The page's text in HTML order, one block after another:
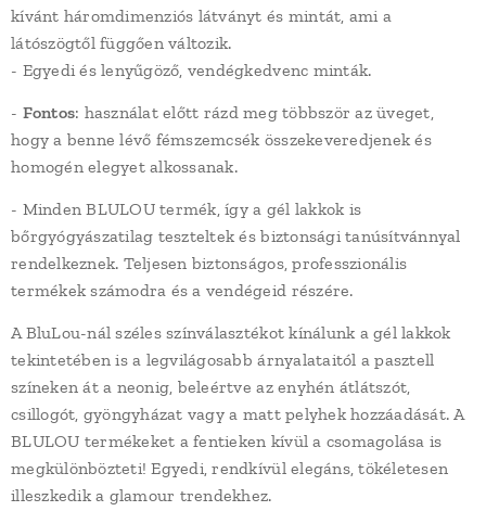
kívánt háromdimenziós látványt és mintát, ami a
látószögtől függően változik.
- Egyedi és lenyűgöző, vendégkedvenc minták.
- Fontos: használat előtt rázd meg többször az üveget,
hogy a benne lévő fémszemcsék összekeveredjenek és
homogén elegyet alkossanak.
- Minden BLULOU termék, így a gél lakkok is
bőrgyógyászatilag teszteltek és biztonsági tanúsítvánnyal
rendelkeznek. Teljesen biztonságos, professzionális
termékek számodra és a vendégeid részére.
A BluLou-nál széles színválasztékot kínálunk a gél lakkok
tekintetében is a legvilágosabb árnyalataitól a pasztell
színeken át a neonig, beleértve az enyhén átlátszót,
csillogót, gyöngyházat vagy a matt pelyhek hozzáadását. A
BLULOU termékeket a fentieken kívül a csomagolása is
megkülönbözteti! Egyedi, rendkívül elegáns, tökéletesen
illeszkedik a glamour trendekhez.